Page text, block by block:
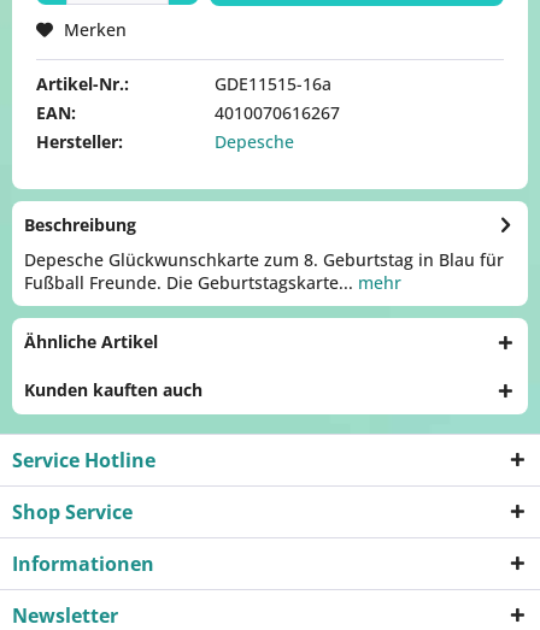
Merken
Artikel-Nr.:
GDE11515-16a
EAN:
4010070616267
Hersteller:
Depesche
Beschreibung
Depesche Glückwunschkarte zum 8. Geburtstag in Blau für
Fußball Freunde. Die Geburtstagskarte... mehr
Ähnliche Artikel
Kunden kauften auch
Service Hotline
Shop Service
Informationen
Newsletter